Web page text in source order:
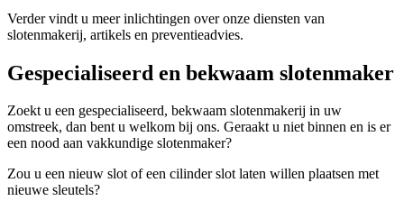
Verder vindt u meer inlichtingen over onze diensten van
slotenmakerij, artikels en preventieadvies.
Gespecialiseerd en bekwaam slotenmaker
Zoekt u een gespecialiseerd, bekwaam slotenmakerij in uw
omstreek, dan bent u welkom bij ons. Geraakt u niet binnen en is er
een nood aan vakkundige slotenmaker?
Zou u een nieuw slot of een cilinder slot laten willen plaatsen met
nieuwe sleutels?